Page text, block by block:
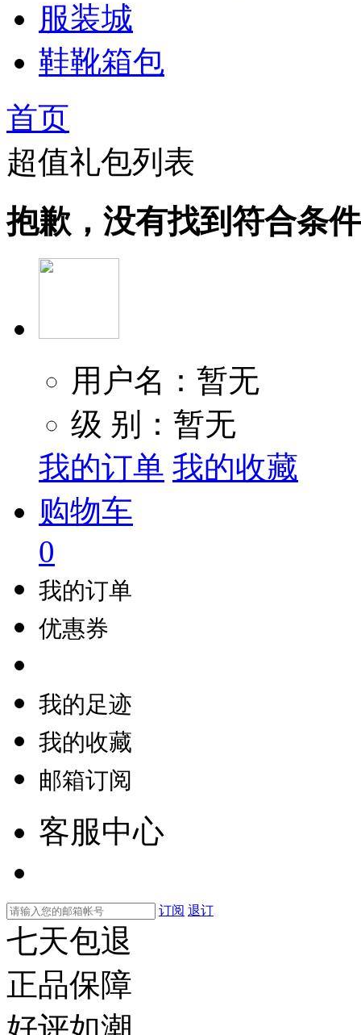
服装城
鞋靴箱包
首页
超值礼包列表
抱歉，没有找到符合条
用户名：暂无
级 别：暂无
我的订单 我的收藏
购物车
0
我的订单
优惠券
我的足迹
我的收藏
邮箱订阅
客服中心
订阅 退订
七天包退
正品保障